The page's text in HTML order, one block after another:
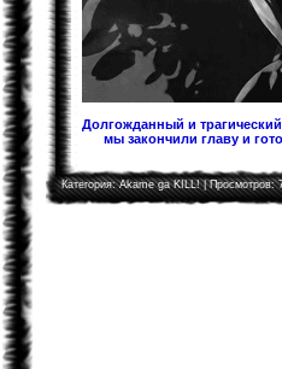
Долгожданный и
мы закончили главу и
Категория:Akame ga KILL!| Просмотров: